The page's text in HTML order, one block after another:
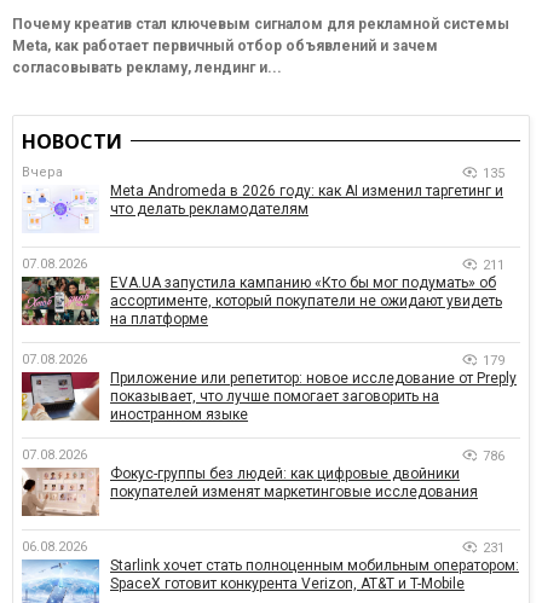
Почему креатив стал ключевым сигналом для рекламной системы
Meta, как работает первичный отбор объявлений и зачем
согласовывать рекламу, лендинг и...
НОВОСТИ
Вчера 135
Meta Andromeda в 2026 году: как AI изменил таргетинг и
что делать рекламодателям
07.08.2026 211
EVA.UA запустила кампанию «Кто бы мог подумать» об
ассортименте, который покупатели не ожидают увидеть
на платформе
07.08.2026 179
Приложение или репетитор: новое исследование от Preply
показывает, что лучше помогает заговорить на
иностранном языке
07.08.2026 786
Фокус-группы без людей: как цифровые двойники
покупателей изменят маркетинговые исследования
06.08.2026 231
Starlink хочет стать полноценным мобильным оператором:
SpaceX готовит конкурента Verizon, AT&T и T-Mobile